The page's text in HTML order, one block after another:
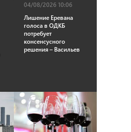
04/08/2026 10:06
Лишение Еревана
голоса в ОДКБ
потребует
консенсусного
решения – Васильев